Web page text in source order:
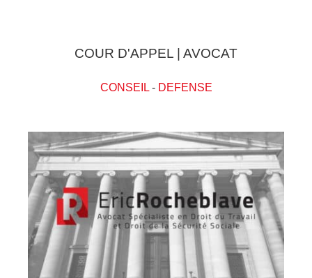
COUR D'APPEL | AVOCAT
CONSEIL- DEFENSE